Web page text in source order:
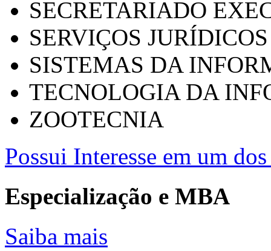
SECRETARIADO
SERVIÇOS
SISTEMAS DA
TECNOLOGIA DA
ZOOTECNIA
Possui Interesse em um
Especialização e MBA
Saiba mais